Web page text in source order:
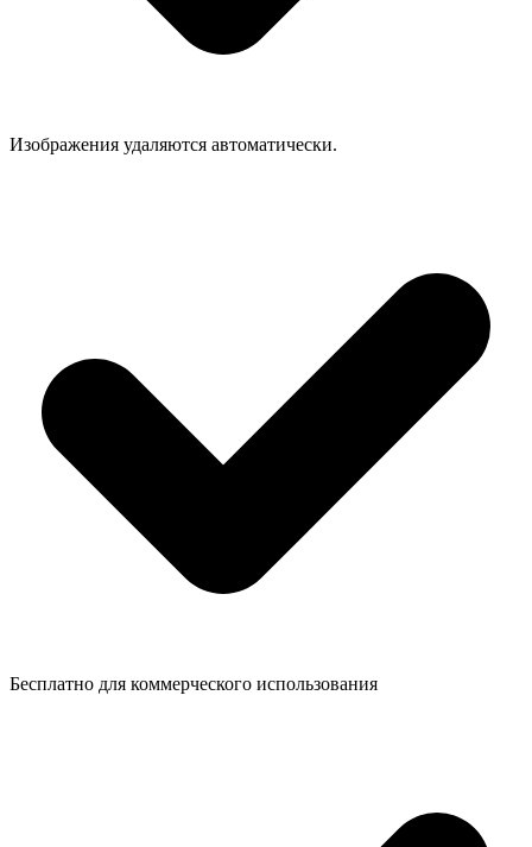
Изображения удаляются автоматически.
Бесплатно для коммерческого использования